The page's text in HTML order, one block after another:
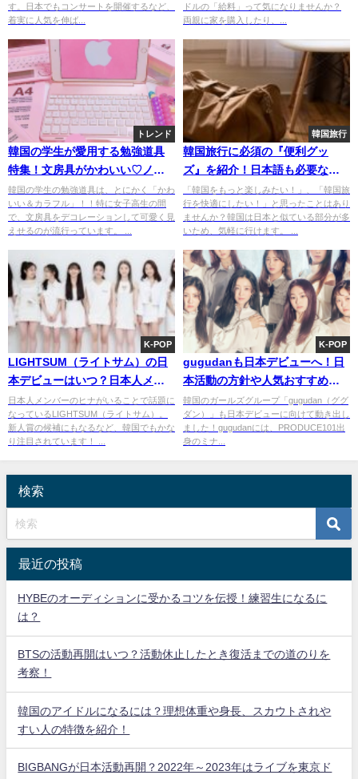
す。日本でもコンサートを開催するなど、
着実に人気を伸ば...
ドルの「給料」って気になりませんか？
両親に家を購入したり、...
トレンド
韓国の学生が愛用する勉強道具
特集！文房具がかわいい♡ノー
トもカラフル♬
韓国の学生の勉強道具は、とにかく「かわ
いい＆カラフル」！！特に女子高生の間
で、文房具をデコレーションして可愛く見
えせるのが流行っています。 ...
韓国旅行
韓国旅行に必須の『便利グッ
ズ』を紹介！日本語も必要ない
安心のグッズとは？
「韓国をもっと楽しみたい！」、「韓国旅
行を快適にしたい！」と思ったことはあり
ませんか？韓国は日本と似ている部分が多
いため、気軽に行けます。 ...
K-POP
LIGHTSUM（ライトサム）の日
本デビューはいつ？日本人メン
バーヒナの大躍進！？
日本人メンバーのヒナがいることで話題に
なっているLIGHTSUM（ライトサム）。
新人賞の候補にもなるなど、韓国でもかな
り注目されています！ ...
K-POP
gugudanも日本デビューへ！日
本活動の方針や人気おすすめ曲
をまとめて紹介！
韓国のガールズグループ「gugudan（ググ
ダン）」も日本デビューに向けて動き出し
ました！gugudanには、PRODUCE101出
身のミナ...
検索
最近の投稿
HYBEのオーディションに受かるコツを伝授！練習生になるに
は？
BTSの活動再開はいつ？活動休止したとき復活までの道のりを
考察！
韓国のアイドルになるには？理想体重や身長、スカウトされや
すい人の特徴を紹介！
BIGBANGが日本活動再開？2022年～2023年はライブを東京ド